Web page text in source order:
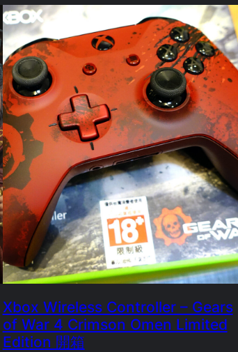
Xbox Wireless Controller – Gears
of War 4 Crimson Omen Limited
Edition 開箱